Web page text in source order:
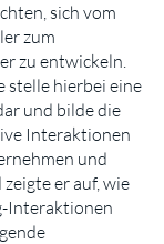
sich vom
zum
zu entwickeln.
stelle hierbei eine
und bilde die
Interaktionen
und
er auf, wie
Interaktionen